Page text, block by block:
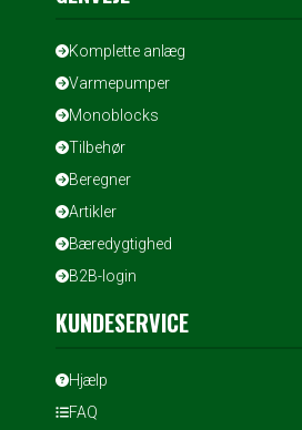
Komplette anlæg
Varmepumper
Monoblocks
Tilbehør
Beregner
Artikler
Bæredygtighed
B2B-login
KUNDESERVICE
Hjælp
FAQ